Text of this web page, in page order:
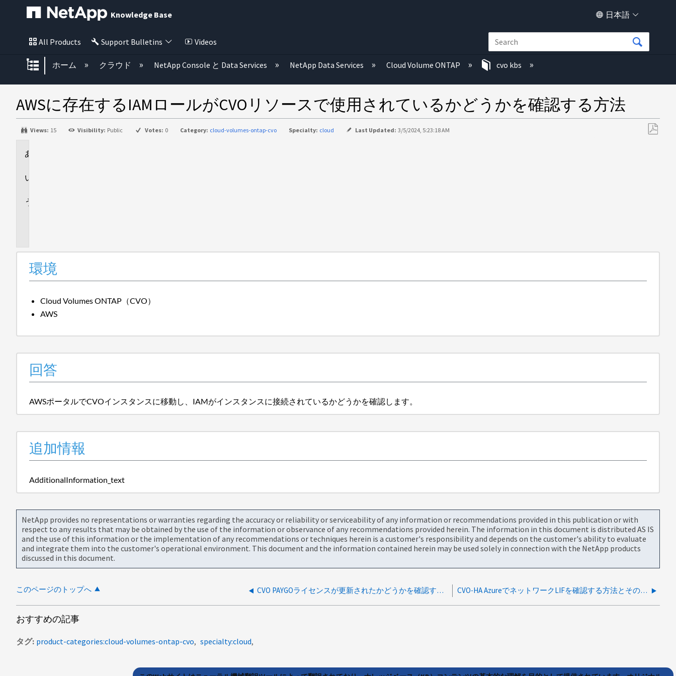
Knowledge Base 日本語
All Products Support Bulletins Videos
グローバル階層を展開/折りたたむ
ホーム クラウド NetApp Console と Data Services NetApp Data Services Cloud Volume ONTAP cvo kbs
AWSに存在するIAMロールがCVOリソースで使用されているかどうかを確認する方法
Views: 15 Visibility: Public Votes: 0 Category: cloud-volumes-ontap-cvo Specialty: cloud Last Updated: 3/5/2024, 5:23:18 AM
環境
Cloud Volumes ONTAP（CVO）
AWS
回答
AWSポータルでCVOインスタンスに移動し、IAMがインスタンスに接続されているかどうかを確認します。
追加情報
AdditionalInformation_text
NetApp provides no representations or warranties regarding the accuracy or reliability or serviceability of any information or recommendations provided in this publication or with
respect to any results that may be obtained by the use of the information or observance of any recommendations provided herein. The information in this document is distributed AS IS
and the use of this information or the implementation of any recommendations or techniques herein is a customer's responsibility and depends on the customer's ability to evaluate
and integrate them into the customer's operational environment. This document and the information contained herein may be used solely in connection with the NetApp products
discussed in this document.
このページのトップへ CVO PAYGOライセンスが更新されたかどうかを確認する方法 CVO-HA AzureでネットワークLIFを確認する方法とその目的は何ですか？
おすすめの記事
タグ product-categories:cloud-volumes-ontap-cvo specialty:cloud